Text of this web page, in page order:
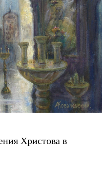
Христова в